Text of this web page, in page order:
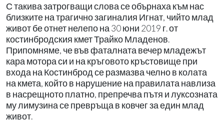
С такива затрогващи слова се обърнаха към нас
близките на трагично загиналия Игнат, чийто млад
живот бе отнет нелепо на 30 юни 2019 г. от
костинбродския кмет Трайко Младенов.
Припомняме, че във фаталната вечер младежът
кара мотора си и на кръговото кръстовище при
входа на Костинброд се размазва челно в колата
на кмета, който в нарушение на правилата навлиза
в насрещното платно, препречва пътя и луксозната
му лимузина се превръща в ковчег за един млад
живот.